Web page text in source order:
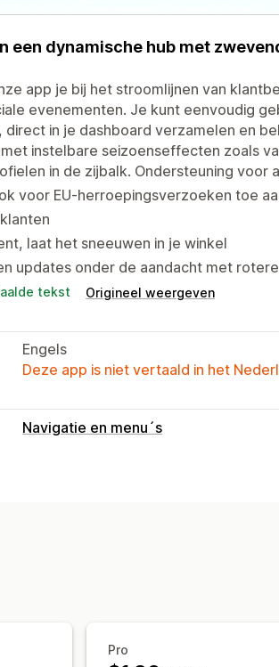
een dynamische hub met
app je bij het stroomlijnen van
evenementen. Je kunt eenvoudig
in je dashboard verzamelen en
instelbare seizoenseffecten zoals
in de zijbalk. Ondersteuning voor
voor EU-herroepingsverzoeken toe
laat het sneeuwen in je winkel
updates onder de aandacht met
tekst Origineel weergeven
Engels
Deze app is niet vertaald in het
Navigatie en menu´s
Pro